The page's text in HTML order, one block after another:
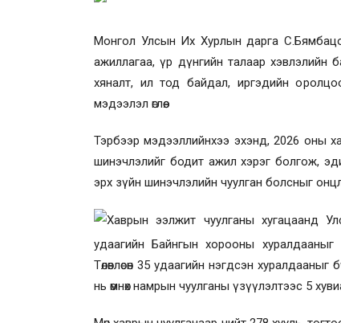
Монгол Улсын Их Хурлын дарга С.Бямбацогт
ажиллагаа, үр дүнгийн талаар хэвлэлийн
хяналт, ил тод байдал, иргэдийн
мэдээлэл өглөө.
Тэрбээр мэдээллийнхээ эхэнд, 2026 оны
шинэчлэлийг бодит ажил хэрэг болгож,
эрх зүйн шинэчлэлийн чуулган болсныг
Хаврын ээлжит чуулганы хугацаанд
удаагийн Байнгын хорооны хуралдааныг
Төлөвлөсөн 35 удаагийн нэгдсэн
нь өмнөх намрын чуулганы үзүүлэлтээс 5